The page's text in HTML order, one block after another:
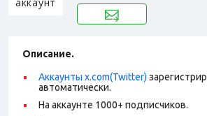
Описание.
Аккаунты x.com(Twitter)
автоматически.
На аккаунте 1000+ подписчиков.